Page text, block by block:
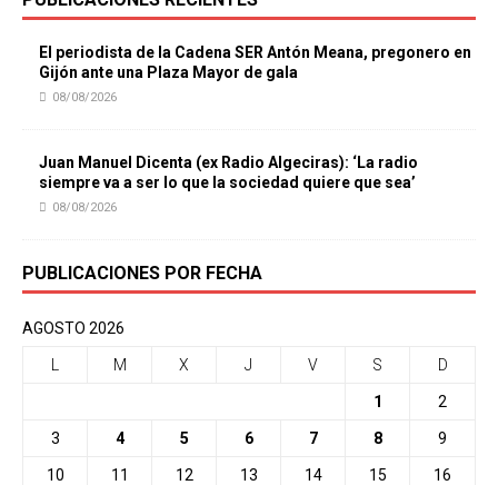
El periodista de la Cadena SER Antón Meana, pregonero en
Gijón ante una Plaza Mayor de gala
08/08/2026
Juan Manuel Dicenta (ex Radio Algeciras): ‘La radio
siempre va a ser lo que la sociedad quiere que sea’
08/08/2026
PUBLICACIONES POR FECHA
AGOSTO 2026
M X J V S D
1 2
3 4 5 6 7 8 9
10 11 12 13 14 15 16